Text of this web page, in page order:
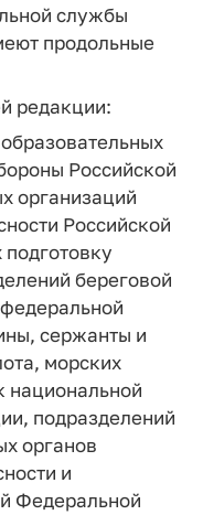
службы
продольные
редакции:
Российской
организаций
Российской
береговой
сержанты и
морских
национальной
подразделений
органов
и
Федеральной